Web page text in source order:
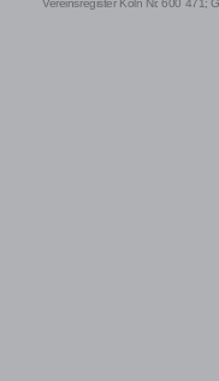
Vereinsregister Köln Nr. 600 471;